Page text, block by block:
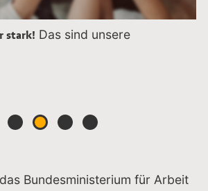
stark! Das sind unsere
Go to slide 1Go to slide 2
Go to slide 3Go to slide 4
Bundesministerium für Arbeit